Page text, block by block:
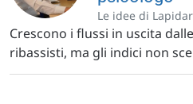
Le idee di
Crescono i flussi in uscita
ribassisti, ma gli indici non